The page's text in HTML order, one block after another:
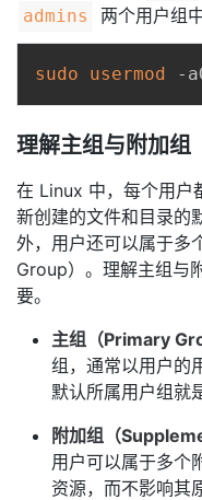
admins 两个用户组
sudo usermod
理解主组与附加组
在 Linux 中，每个用户
新创建的文件和目录的
外，用户还可以属于
Group）。理解主组与
要。
主组（Primary
组，通常以用户的
默认所属用户组就
附加组（
用户可以属于多个
资源，而不影响其